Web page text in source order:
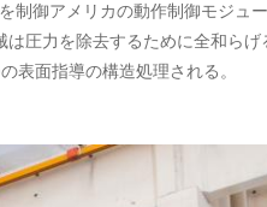
制御アメリカの動作制御モジュ
圧力を除去するために全和ら
表面指導の構造処理される。